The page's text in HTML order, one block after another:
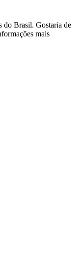
do Brasil. Gostaria de
mais